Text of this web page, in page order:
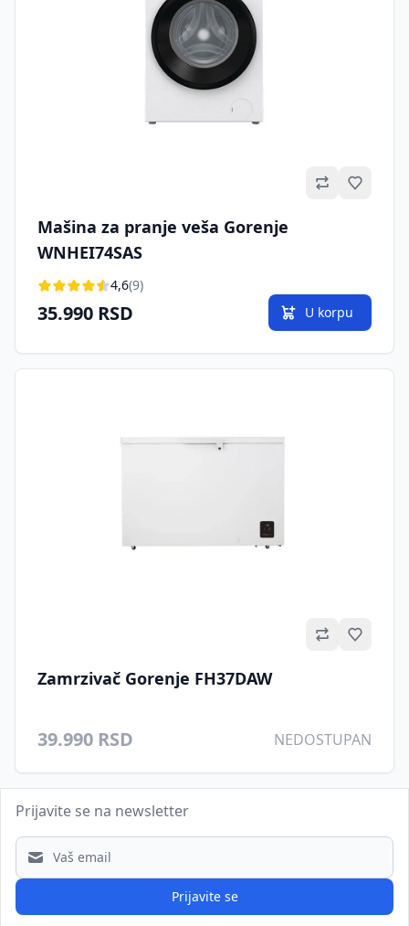
Mašina za pranje veša Gorenje
WNHEI74SAS
4,6(9)
35.990 RSD U korpu
Zamrzivač Gorenje FH37DAW
39.990 RSD NEDOSTUPAN
Prijavite se na newsletter
Email address
Prijavite se